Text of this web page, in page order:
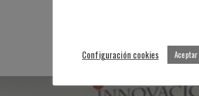
Configuración cookies Aceptar